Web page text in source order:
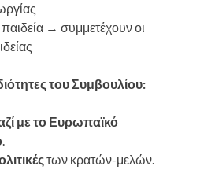
παιδεία → συμμετέχουν οι
του Συμβουλίου:
με το Ευρωπαϊκό
.
των κρατών-μελών.